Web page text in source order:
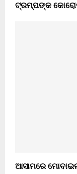
ଟ୍ରମ୍ପଙ୍କ
ଆସାମରେ